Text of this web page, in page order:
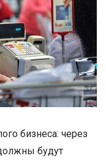
бизнеса: через
будут